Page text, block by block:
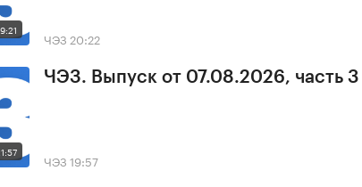
ЧЭЗ 20:22
ЧЭЗ. Выпуск от 07.08.2026, часть 3
ЧЭЗ 19:57